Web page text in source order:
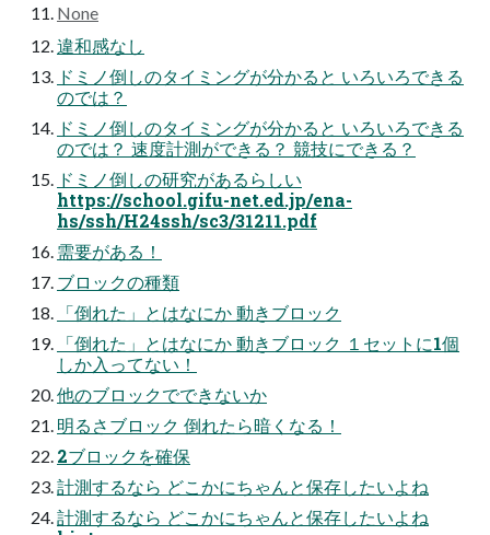
None
違和感なし
ドミノ倒しのタイミングが分かると いろいろできる
のでは？
ドミノ倒しのタイミングが分かると いろいろできる
のでは？ 速度計測ができる？ 競技にできる？
ドミノ倒しの研究があるらしい
https://school.gifu-net.ed.jp/ena-
hs/ssh/H24ssh/sc3/31211.pdf
需要がある！
ブロックの種類
「倒れた」とはなにか 動きブロック
「倒れた」とはなにか 動きブロック １セットに1個
しか入ってない！
他のブロックでできないか
明るさブロック 倒れたら暗くなる！
2ブロックを確保
計測するなら どこかにちゃんと保存したいよね
計測するなら どこかにちゃんと保存したいよね